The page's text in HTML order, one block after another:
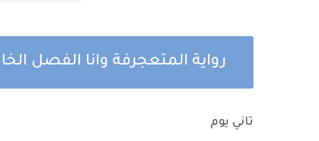
رواية المتعجرفة وانا الفصل
تاني يوم